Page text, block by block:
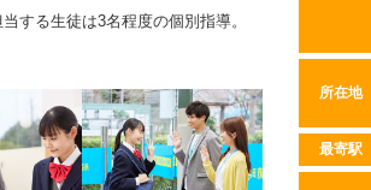
する生徒は3名程度の個別指導。
所在地
最寄駅